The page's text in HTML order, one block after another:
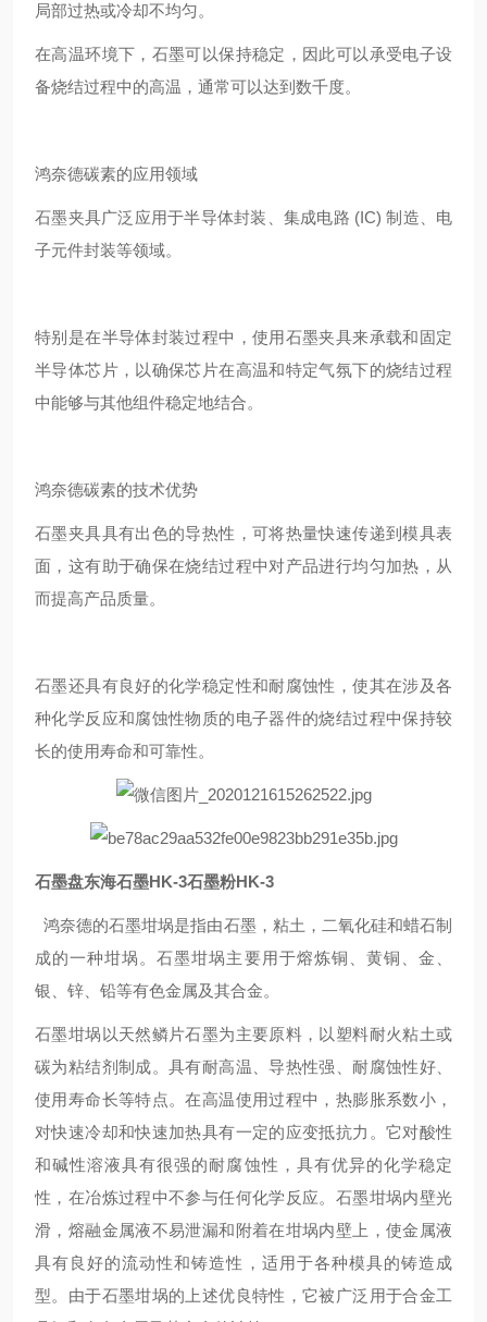
局部过热或冷却不均匀。
在高温环境下，石墨可以保持稳定，因此可以承受电子设
备烧结过程中的高温，通常可以达到数千度。
鸿奈德碳素的应用领域
石墨夹具广泛应用于半导体封装、集成电路 (IC) 制造、电
子元件封装等领域。
特别是在半导体封装过程中，使用石墨夹具来承载和固定
半导体芯片，以确保芯片在高温和特定气氛下的烧结过程
中能够与其他组件稳定地结合。
鸿奈德碳素的技术优势
石墨夹具具有出色的导热性，可将热量快速传递到模具表
面，这有助于确保在烧结过程中对产品进行均匀加热，从
而提高产品质量。
石墨还具有良好的化学稳定性和耐腐蚀性，使其在涉及各
种化学反应和腐蚀性物质的电子器件的烧结过程中保持较
长的使用寿命和可靠性。
石墨盘东海石墨HK-3石墨粉HK-3
鸿奈德的石墨坩埚是指由石墨，粘土，二氧化硅和蜡石制
成的一种坩埚。石墨坩埚主要用于熔炼铜、黄铜、金、
银、锌、铅等有色金属及其合金。
石墨坩埚以天然鳞片石墨为主要原料，以塑料耐火粘土或
碳为粘结剂制成。具有耐高温、导热性强、耐腐蚀性好、
使用寿命长等特点。在高温使用过程中，热膨胀系数小，
对快速冷却和快速加热具有一定的应变抵抗力。它对酸性
和碱性溶液具有很强的耐腐蚀性，具有优异的化学稳定
性，在冶炼过程中不参与任何化学反应。石墨坩埚内壁光
滑，熔融金属液不易泄漏和附着在坩埚内壁上，使金属液
具有良好的流动性和铸造性，适用于各种模具的铸造成
型。由于石墨坩埚的上述优良特性，它被广泛用于合金工